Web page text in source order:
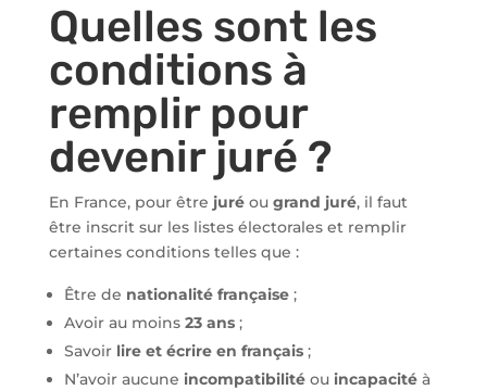
Quelles sont les
conditions à
remplir pour
devenir juré ?
En France, pour être juréou grand juré, il faut
être inscrit sur les listes électorales et remplir
certaines conditions telles que :
Être de nationalité française;
Avoir au moins 23 ans;
Savoir lire et écrire en français;
N’avoir aucune incompatibilitéou incapacitéà